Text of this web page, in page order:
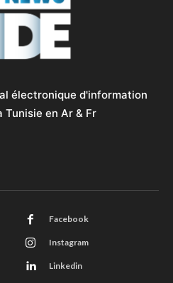
électronique d'information
en Ar & Fr
Facebook
Instagram
Linkedin